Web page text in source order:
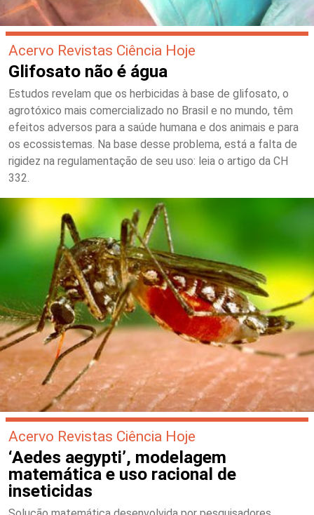
Acervo Revistas Ciência Hoje
Glifosato não é água
Estudos revelam que os herbicidas à base de glifosato, o
agrotóxico mais comercializado no Brasil e no mundo, têm
efeitos adversos para a saúde humana e dos animais e para
os ecossistemas. Na base desse problema, está a falta de
rigidez na regulamentação de seu uso: leia o artigo da CH
332.
Acervo Revistas Ciência Hoje
‘Aedes aegypti’, modelagem
matemática e uso racional de
inseticidas